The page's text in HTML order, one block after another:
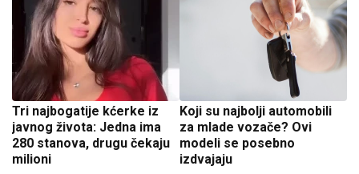
Tri najbogatije kćerke iz
javnog života: Jedna ima
280 stanova, drugu čekaju
milioni
Koji su najbolji automobili
za mlade vozače? Ovi
modeli se posebno
izdvajaju